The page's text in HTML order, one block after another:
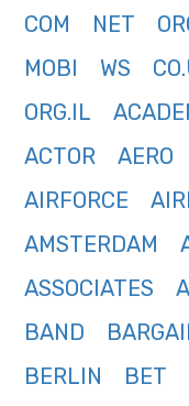
COM NET
MOBI
WS
ORG.IL
ACTOR
AERO
AIRFORCE
AMSTERDAM
ASSOCIATES
BAND
BERLIN
BET